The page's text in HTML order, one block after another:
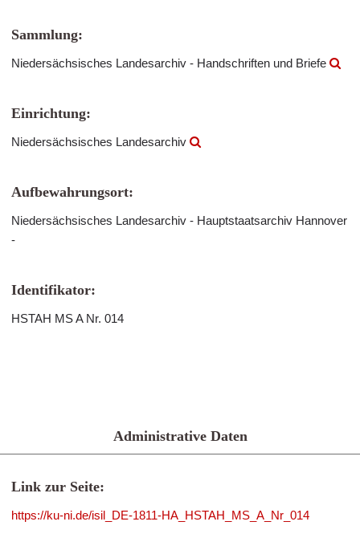
Sammlung:
Niedersächsisches Landesarchiv - Handschriften und Briefe
Einrichtung:
Niedersächsisches Landesarchiv
Aufbewahrungsort:
Niedersächsisches Landesarchiv - Hauptstaatsarchiv Hannover
-
Identifikator:
HSTAH MS A Nr. 014
Administrative Daten
Link zur Seite:
https://ku-ni.de/isil_DE-1811-HA_HSTAH_MS_A_Nr_014